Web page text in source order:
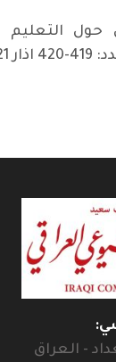
التعليم
الخوف الثانية
- العراق